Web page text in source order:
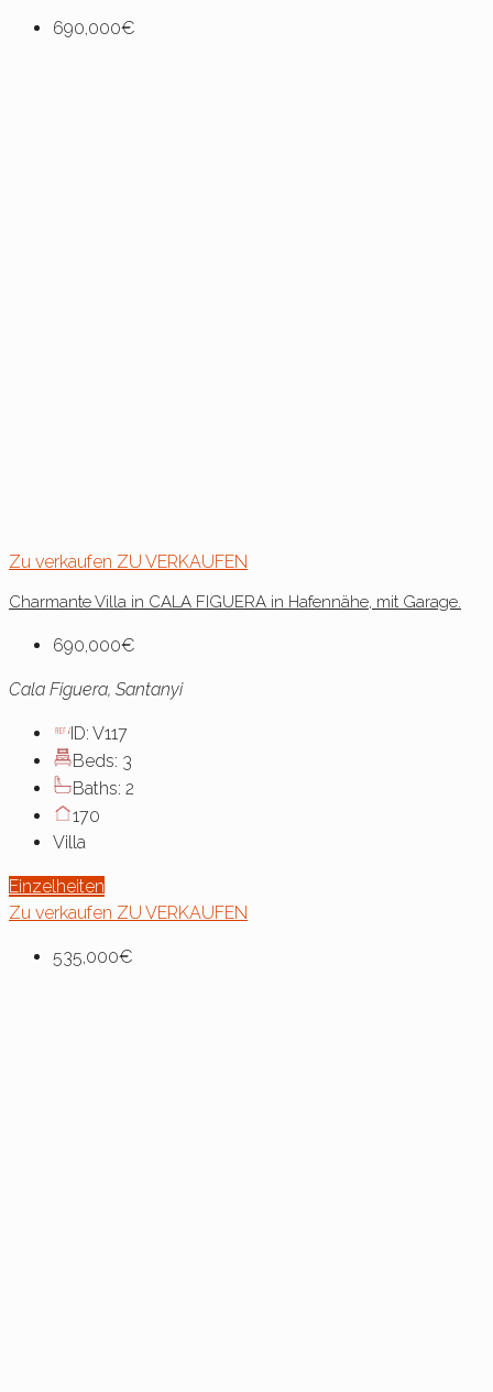
690,000€
Zu verkaufen ZU VERKAUFEN
Charmante Villa in CALA FIGUERA in Hafennähe, mit Garage.
690,000€
Cala Figuera, Santanyi
ID: V117
Beds: 3
Baths: 2
170
Villa
Einzelheiten
Zu verkaufen ZU VERKAUFEN
535,000€